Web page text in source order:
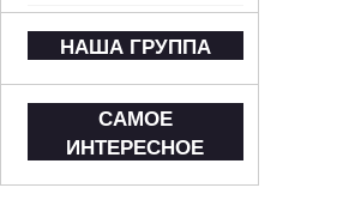
НАША ГРУППА
САМОЕ
ИНТЕРЕСНОЕ